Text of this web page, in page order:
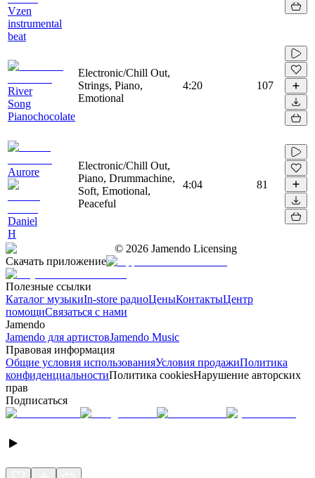
Vzen
instrumental
beat
River
Song
Pianochocolate
Electronic/Chill Out,
Strings, Piano,
Emotional
4:20 107
Aurore
Daniel
H
Electronic/Chill Out,
Piano, Drummachine,
Soft, Emotional,
Peaceful
4:04 81
© 2026 Jamendo Licensing
Скачать приложение
Полезные ссылки
Каталог музыкиIn-store радиоЦеныКонтактыЦентр
помощиСвязаться с нами
Jamendo
Jamendo для артистовJamendo Music
Правовая информация
Общие условия использованияУсловия продажиПолитика
конфиденциальностиПолитика cookiesНарушение авторских
прав
Подписаться